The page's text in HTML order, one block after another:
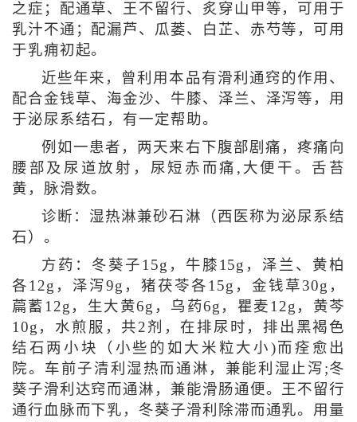
之症；配通草、王不留行、炙穿山甲等，可用于
乳汁不通；配漏芦、瓜蒌、白芷、赤芍等，可用
于乳痈初起。
近些年来，曾利用本品有滑利通窍的作用、
配合金钱草、海金沙、牛膝、泽兰、泽泻等，用
于泌尿系结石，有一定帮助。
例如一患者，两天来右下腹部剧痛，疼痛向
腰部及尿道放射，尿短赤而痛,大便干。舌苔
黄，脉滑数。
诊断：湿热淋兼砂石淋（西医称为泌尿系结
石）。
方药：冬葵子15g，牛膝15g，泽兰、黄柏
各12g，泽泻9g，猪茯苓各15g，金钱草30g，
萹蓄12g，生大黄6g，乌药6g，瞿麦12g，黄芩
10g，水煎服，共2剂，在排尿时，排出黑褐色
结石两小块（小些的如大米粒大小)而痊愈出
院。车前子清利湿热而通淋，兼能利湿止泻;冬
葵子滑利达窍而通淋，兼能滑肠通便。王不留行
通行血脉而下乳，冬葵子滑利除滞而通乳。用量